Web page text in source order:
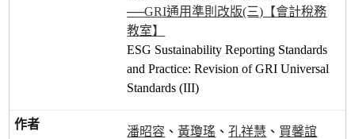
──GRI通用準則改版(三)【會計稅務
教室】
ESG Sustainability Reporting Standards
and Practice: Revision of GRI Universal
Standards (III)
潘昭容 、 黃瓊瑤 、孔祥慧 、 買馨誼